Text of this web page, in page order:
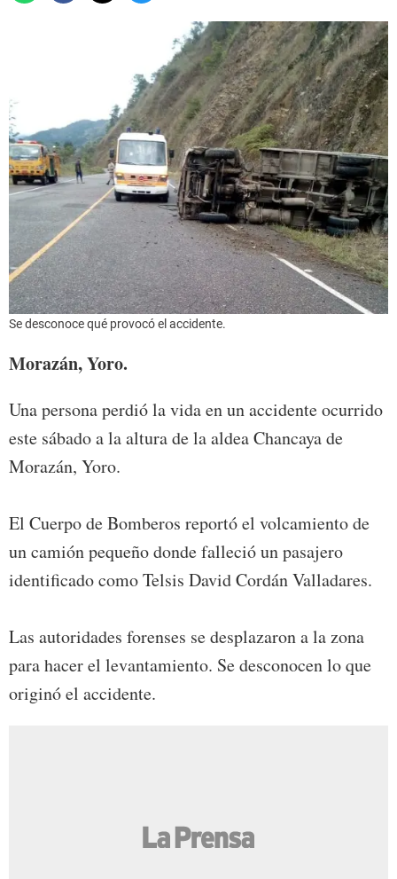
Se desconoce qué provocó el accidente.
Morazán, Yoro.
Una persona perdió la vida en un accidente ocurrido
este sábado a la altura de la aldea Chancaya de
Morazán, Yoro.
El Cuerpo de Bomberos reportó el volcamiento de
un camión pequeño donde falleció un pasajero
identificado como Telsis David Cordán Valladares.
Las autoridades forenses se desplazaron a la zona
para hacer el levantamiento. Se desconocen lo que
originó el accidente.